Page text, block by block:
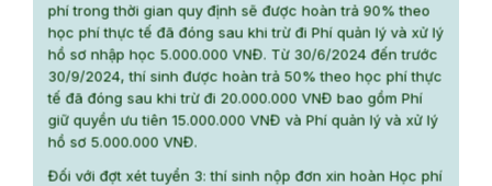
phí trong thời gian quy định sẽ được hoàn trả 90% theo
học phí thực tế đã đóng sau khi trừ đi Phí quản lý và xử lý
hồ sơ nhập học 5.000.000 VNĐ. Từ 30/6/2024 đến trước
30/9/2024, thí sinh được hoàn trả 50% theo học phí thực
tế đã đóng sau khi trừ đi 20.000.000 VNĐ bao gồm Phí
giữ quyền ưu tiên 15.000.000 VNĐ và Phí quản lý và xử lý
hồ sơ 5.000.000 VNĐ.
Đối với đợt xét tuyển 3: thí sinh nộp đơn xin hoàn Học phí